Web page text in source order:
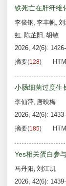
铁死亡在肝纤维
李俊钢, 李丰帆,
虹, 陈芷阳 , 胡敏
2026, 42(6):
摘要(128)
小肠细菌过度生
李仙萍, 唐映梅
2026, 42(6):
摘要(185)
Yes相关蛋白参
马丹阳 , 刘江凯
2026, 42(6):